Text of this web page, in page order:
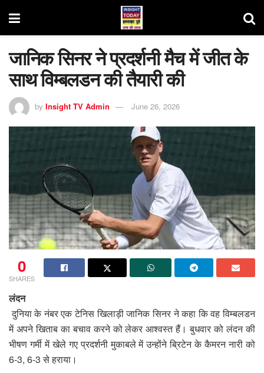
जानिक सिनर ने प्रदर्शनी मैच में जीत के
साथ विम्बलडन की तैयारी की
by Insight TV Admin June 26, 2026
0
SHARES
लंदन
दुनिया के नंबर एक टेनिस खिलाड़ी जानिक सिनर ने कहा कि वह विम्बलडन
में अपने खिताब का बचाव करने को लेकर आश्वस्त हैं। बुधवार को लंदन की
भीषण गर्मी में खेले गए प्रदर्शनी मुकाबले में उन्होंने ब्रिटेन के कैमरन नारी को
6-3, 6-3 से हराया।